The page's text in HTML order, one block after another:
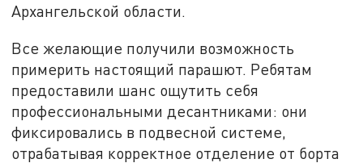
Архангельской области.
Все желающие получили возможность
примерить настоящий парашют. Ребятам
предоставили шанс ощутить себя
профессиональными десантниками: они
фиксировались в подвесной системе,
отрабатывая корректное отделение от борта